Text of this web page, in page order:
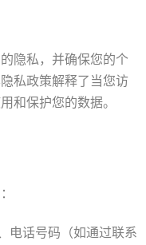
隐私，并确保您的个
私政策解释了当您访
和保护您的数据。
电话号码（如通过联系